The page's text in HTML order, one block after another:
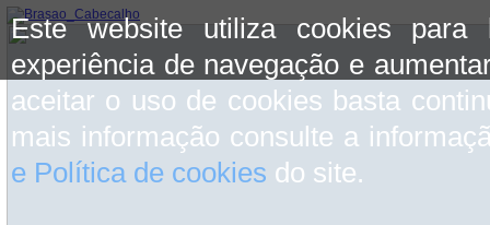
Este website utiliza cookies para
experiência de navegação e
aceitar o uso de cookies basta
mais informação consulte a
e Política de cookies do site.